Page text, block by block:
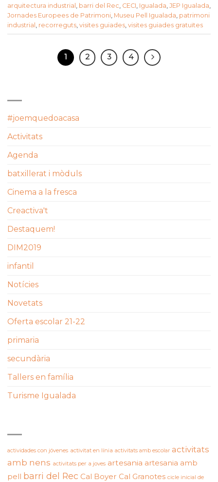
arquitectura industrial barri del Rec CECI Igualada JEP Igualada
Jornades Europees de Patrimoni Museu Pell Igualada patrimoni
industrial recorreguts visites guiades visites guiades gratuïtes
1 2 3 4
#joemquedoacasa
Activitats
Agenda
batxillerat i mòduls
Cinema a la fresca
Creactiva't
Destaquem!
DIM2019
infantil
Notícies
Novetats
Oferta escolar 21-22
primaria
secundària
Tallers en família
Turisme Igualada
actividades con jóvenes activitat en línia activitats amb escolar activitats
amb nens activitats per a joves artesania artesania amb
pell barri del Rec Cal Boyer Cal Granotes cicle inicial de